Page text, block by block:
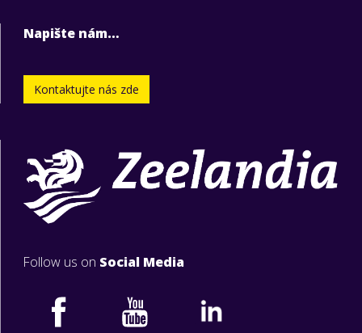
Napište nám…
Kontaktujte nás zde
Follow us on Social Media